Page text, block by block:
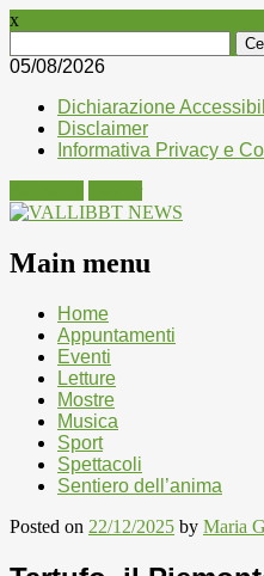
x
per:
05/08/2026
Dichiarazione
Disclaimer
Informativa Privacy e
Main menu
Skip
content
Home
Appuntamenti
Eventi
Letture
Mostre
Musica
Sport
Spettacoli
Sentiero dell’anima
Posted on 22/12/2025 by Maria